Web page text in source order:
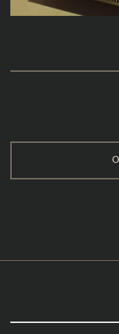
Posts
navigation